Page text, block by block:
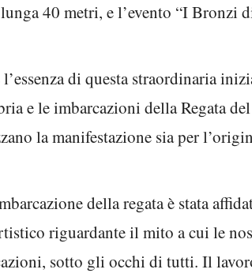
40 metri, e l’evento “I Bronzi
di questa straordinaria
e le imbarcazioni della Regata
la manifestazione sia per
della regata è stata
riguardante il mito a cui le
sotto gli occhi di tutti. Il